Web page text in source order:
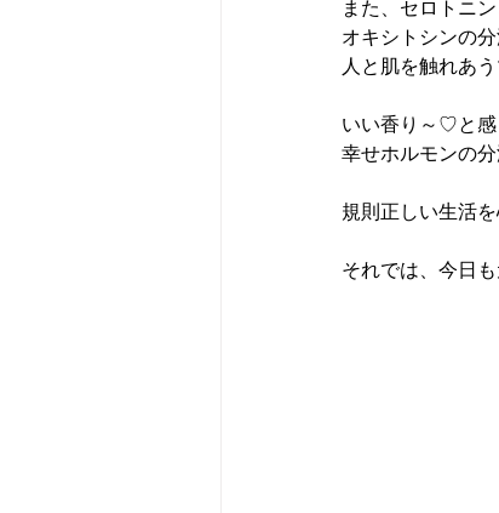
また、セロトニ
オキシトシンの
人と肌を触れあ
いい香り～♡と感
幸せホルモンの
規則正しい生活
それでは、今日